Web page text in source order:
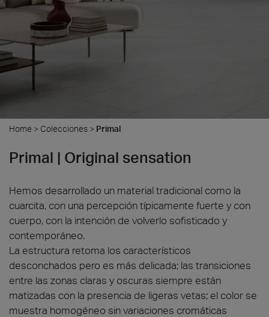
Home > Colecciones > Primal
Primal | Original sensation
Hemos desarrollado un material tradicional como la
cuarcita, con una percepción típicamente fuerte y con
cuerpo, con la intención de volverlo sofisticado y
contemporáneo.
La estructura retoma los característicos
desconchados pero es más delicada; las transiciones
entre las zonas claras y oscuras siempre están
matizadas con la presencia de ligeras vetas; el color se
muestra homogéneo sin variaciones cromáticas